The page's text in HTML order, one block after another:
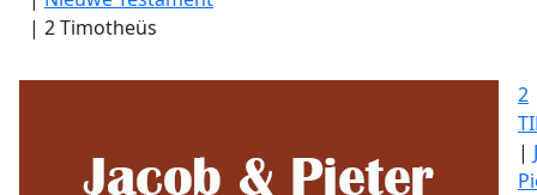
| 2 Timotheüs
2
|